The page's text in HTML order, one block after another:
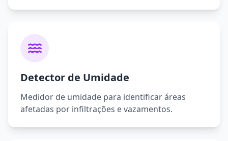
Detector de Umidade
Medidor de umidade para identificar áreas
afetadas por infiltrações e vazamentos.